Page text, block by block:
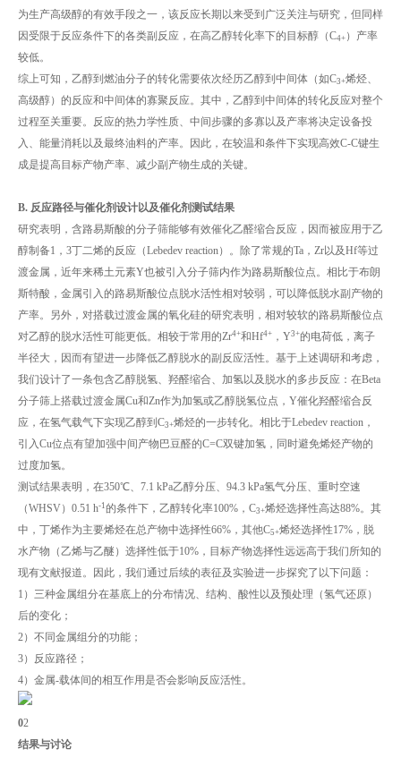
为生产高级醇的有效手段之一，该反应长期以来受到广泛关注与研究，但同样
因受限于反应条件下的各类副反应，在高乙醇转化率下的目标醇（C4+ ）产率
较低。
综上可知，乙醇到燃油分子的转化需要依次经历乙醇到中间体（如C3+烯烃、
高级醇）的反应和中间体的寡聚反应。其中，乙醇到中间体的转化反应对整个
过程至关重要。反应的热力学性质、中间步骤的多寡以及产率将决定设备投
入、能量消耗以及最终油料的产率。因此，在较温和条件下实现高效C-C键生
成是提高目标产物产率、减少副产物生成的关键。
B. 反应路径与催化剂设计以及催化剂测试结果
研究表明，含路易斯酸的分子筛能够有效催化乙醛缩合反应，因而被应用于乙
醇制备1，3丁二烯的反应（Lebedev reaction）。除了常规的Ta，Zr以及Hf等过
渡金属，近年来稀土元素Y也被引入分子筛内作为路易斯酸位点。相比于布朗
斯特酸，金属引入的路易斯酸位点脱水活性相对较弱，可以降低脱水副产物的
产率。另外，对搭载过渡金属的氧化硅的研究表明，相对较软的路易斯酸位点
对乙醇的脱水活性可能更低。相较于常用的Zr4+和Hf4+ ，Y3+的电荷低，离子
半径大，因而有望进一步降低乙醇脱水的副反应活性。基于上述调研和考虑，
我们设计了一条包含乙醇脱氢、羟醛缩合、加氢以及脱水的多步反应：在Beta
分子筛上搭载过渡金属Cu和Zn作为加氢或乙醇脱氢位点，Y催化羟醛缩合反
应，在氢气载气下实现乙醇到C3+烯烃的一步转化。相比于Lebedev reaction，
引入Cu位点有望加强中间产物巴豆醛的C=C双键加氢，同时避免烯烃产物的
过度加氢。
测试结果表明，在350℃、7.1 kPa乙醇分压、94.3 kPa氢气分压、重时空速
（WHSV）0.51 h-1 的条件下，乙醇转化率100%，C3+烯烃选择性高达88%。其
中，丁烯作为主要烯烃在总产物中选择性66%，其他C5+烯烃选择性17%，脱
水产物（乙烯与乙醚）选择性低于10%，目标产物选择性远远高于我们所知的
现有文献报道。因此，我们通过后续的表征及实验进一步探究了以下问题：
1）三种金属组分在基底上的分布情况、结构、酸性以及预处理（氢气还原）
后的变化；
2）不同金属组分的功能；
3）反应路径；
4）金属-载体间的相互作用是否会影响反应活性。
02
结果与讨论